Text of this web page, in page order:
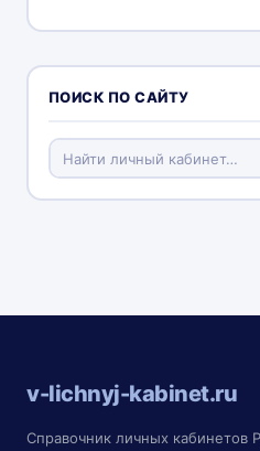
ПОИСК ПО САЙТУ
v-lichnyj-kabinet.ru
Справочник личных кабинетов